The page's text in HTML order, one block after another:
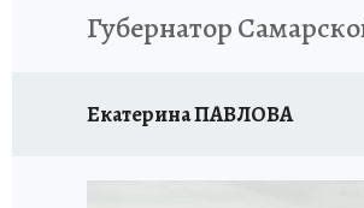
ЗАПОВЕДНАЯ
Губернатор
Екатерина ПАВЛОВА